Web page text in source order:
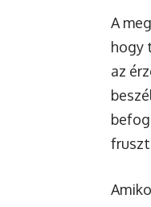
A
hogy
az